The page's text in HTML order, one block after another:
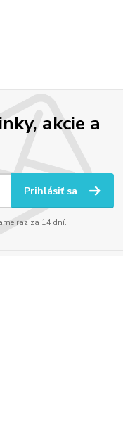
akcie a
Prihlásiť sa
raz za 14 dní.